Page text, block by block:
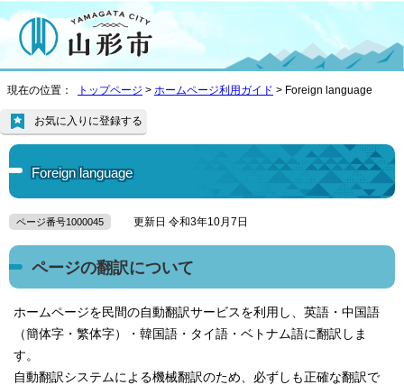
現在の位置： トップページ > ホームページ利用ガイド > Foreign language
Foreign language
お気に入りに登録する
ページ番号1000045 更新日 令和3年10月7日
ページの翻訳について
ホームページを民間の自動翻訳サービスを利用し、英語・中国語
（簡体字・繁体字）・韓国語・タイ語・ベトナム語に翻訳しま
す。
自動翻訳システムによる機械翻訳のため、必ずしも正確な翻訳で